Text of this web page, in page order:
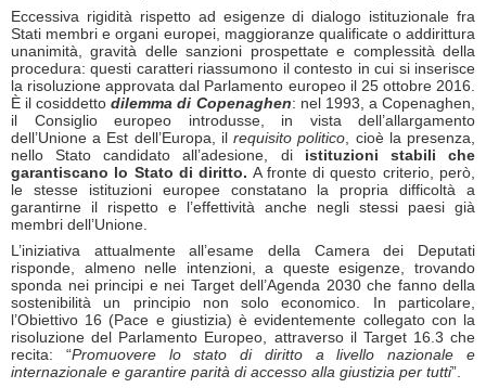
Eccessiva rigidità rispetto ad esigenze di dialogo istituzionale fra
Stati membri e organi europei, maggioranze qualificate o addirittura
unanimità, gravità delle sanzioni prospettate e complessità della
procedura: questi caratteri riassumono il contesto in cui si inserisce
la risoluzione approvata dal Parlamento europeo il 25 ottobre 2016.
È il cosiddettodilemma di Copenaghen: nel 1993, a Copenaghen,
il Consiglio europeo introdusse, in vista dell’allargamento
dell’Unione a Est dell’Europa, ilrequisito politico , cioè la presenza,
nello Stato candidato all’adesione, di istituzioni stabili che
garantiscano lo Stato di diritto. A fronte di questo criterio, però,
le stesse istituzioni europee constatano la propria difficoltà a
garantirne il rispetto e l’effettività anche negli stessi paesi già
membri dell’Unione.
L’iniziativa attualmente all’esame della Camera dei Deputati
risponde, almeno nelle intenzioni, a queste esigenze, trovando
sponda nei principi e nei Target dell’Agenda 2030 che fanno della
sostenibilità un principio non solo economico. In particolare,
l’Obiettivo 16 (Pace e giustizia) è evidentemente collegato con la
risoluzione del Parlamento Europeo, attraverso il Target 16.3 che
recita: “Promuovere lo stato di diritto a livello nazionale e
internazionale e garantire parità di accesso alla giustizia per tutti”.